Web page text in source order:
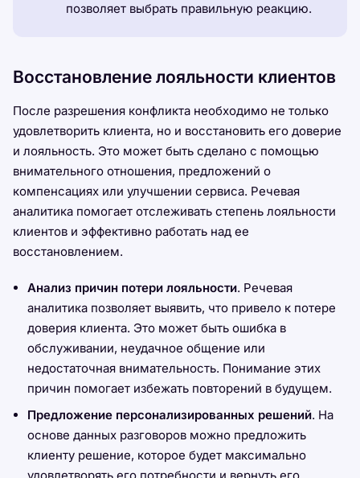
позволяет выбрать правильную реакцию.
Восстановление лояльности клиентов
После разрешения конфликта необходимо не только
удовлетворить клиента, но и восстановить его доверие
и лояльность. Это может быть сделано с помощью
внимательного отношения, предложений о
компенсациях или улучшении сервиса. Речевая
аналитика помогает отслеживать степень лояльности
клиентов и эффективно работать над ее
восстановлением.
Анализ причин потери лояльности. Речевая
аналитика позволяет выявить, что привело к потере
доверия клиента. Это может быть ошибка в
обслуживании, неудачное общение или
недостаточная внимательность. Понимание этих
причин помогает избежать повторений в будущем.
Предложение персонализированных решений. На
основе данных разговоров можно предложить
клиенту решение, которое будет максимально